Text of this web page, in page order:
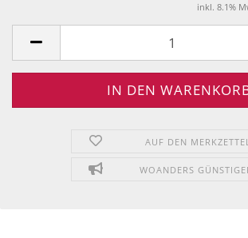
inkl. 8.1%
AUF DEN
WOANDERS